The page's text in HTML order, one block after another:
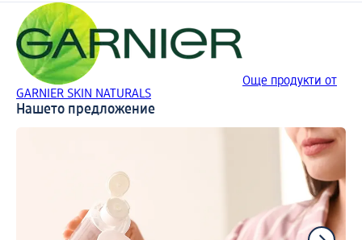
Още продукти от
GARNIER SKIN NATURALS
Нашето предложение